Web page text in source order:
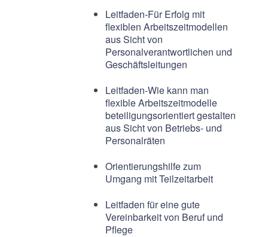
Leitfaden-Für Erfolg mit
flexiblen Arbeitszeitmodellen
aus Sicht von
Personalverantwortlichen und
Geschäftsleitungen
Leitfaden-Wie kann man
flexible Arbeitszeitmodelle
beteiligungsorientiert gestalten
aus Sicht von Betriebs- und
Personalräten
Orientierungshilfe zum
Umgang mit Teilzeitarbeit
Leitfaden für eine gute
Vereinbarkeit von Beruf und
Pflege